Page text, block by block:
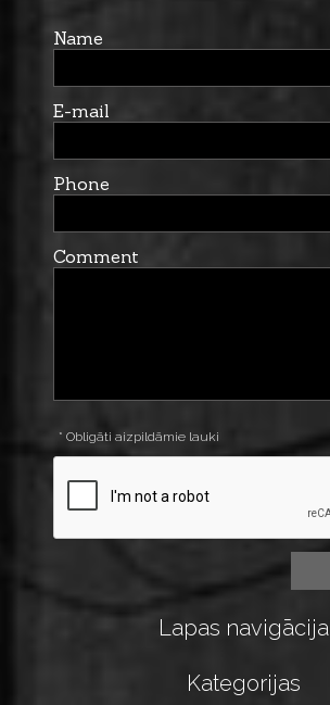
Name
E-mail
Phone
Comment
* Obligāti aizpildāmie lauki
Lapas navigācija
Kategorijas